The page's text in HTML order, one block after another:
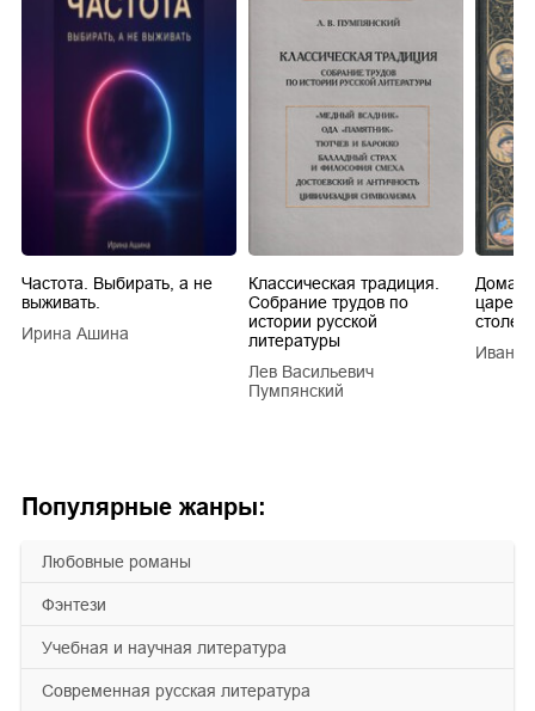
Популярные жанры:
любовные романы
фэнтези
учебная и научная литература
современная русская литература
Частота. Выбирать, а не
выживать.
Ирина Ашина
Классическая традиция.
Собрание трудов по
истории русской
литературы
Лев Васильевич
Пумпянский
царей
Иван